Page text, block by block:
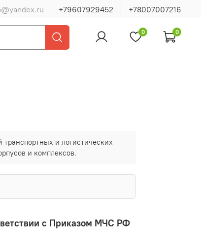
+79607929452 +78007007216
0 0
и логистических
и комплексов.
с Приказом МЧС РФ